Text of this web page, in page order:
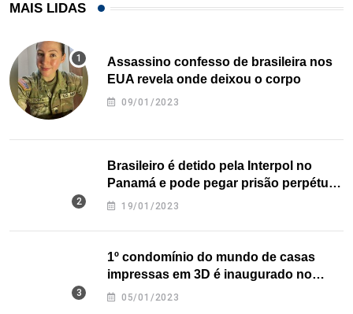
MAIS LIDAS
Assassino confesso de brasileira nos
EUA revela onde deixou o corpo
09/01/2023
Brasileiro é detido pela Interpol no
Panamá e pode pegar prisão perpétua
nos EUA
19/01/2023
1º condomínio do mundo de casas
impressas em 3D é inaugurado no
Texas
05/01/2023